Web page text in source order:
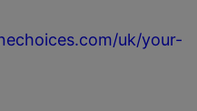
uk/your-